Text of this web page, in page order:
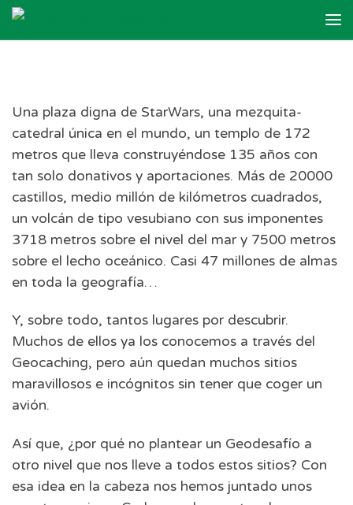
Skip to content
Una plaza digna de StarWars, una mezquita-
catedral única en el mundo, un templo de 172
metros que lleva construyéndose 135 años con
tan solo donativos y aportaciones. Más de 20000
castillos, medio millón de kilómetros cuadrados,
un volcán de tipo vesubiano con sus imponentes
3718 metros sobre el nivel del mar y 7500 metros
sobre el lecho oceánico. Casi 47 millones de almas
en toda la geografía…
Y, sobre todo, tantos lugares por descubrir.
Muchos de ellos ya los conocemos a través del
Geocaching, pero aún quedan muchos sitios
maravillosos e incógnitos sin tener que coger un
avión.
Así que, ¿por qué no plantear un Geodesafío a
otro nivel que nos lleve a todos estos sitios? Con
esa idea en la cabeza nos hemos juntado unos